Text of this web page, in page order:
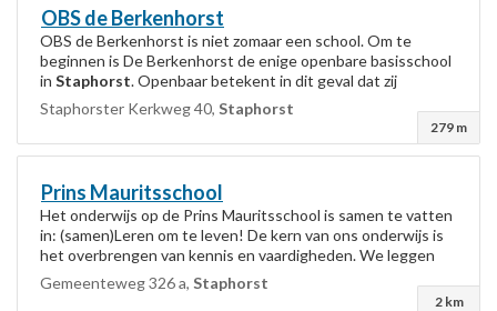
OBS de Berkenhorst
OBS de Berkenhorst is niet zomaar een school. Om te
beginnen is De Berkenhorst de enige openbare basisschool
in Staphorst. Openbaar betekent in dit geval dat zij
openstaan voor alle leerlingen, ongeacht...
Staphorster Kerkweg 40, Staphorst
279 m
Prins Mauritsschool
Het onderwijs op de Prins Mauritsschool is samen te vatten
in: (samen)Leren om te leven! De kern van ons onderwijs is
het overbrengen van kennis en vaardigheden. We leggen
daarbij de nadruk op het (samen...
Gemeenteweg 326 a, Staphorst
2 km